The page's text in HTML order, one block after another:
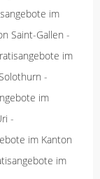
im
Saint-Gallen -
im
-
im
-
im Kanton
im